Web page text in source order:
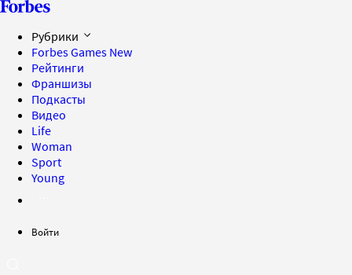
Рубрики
Forbes Games New
Рейтинги
Франшизы
Подкасты
Видео
Life
Woman
Sport
Young
Войти